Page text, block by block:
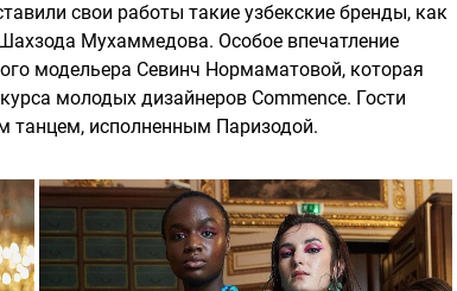
свои работы такие узбекские бренды, как
Шахзода Мухаммедова. Особое впечатление
модельера Севинч Нормаматовой, которая
молодых дизайнеров Commence. Гости
танцем, исполненным Паризодой.